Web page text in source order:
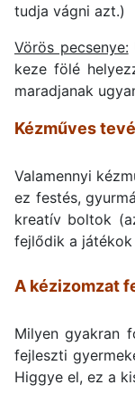
tudja vágni azt.)
Vörös pecsenye:
keze fölé
maradjanak
Kézműves
Valamennyi
ez festés,
kreatív boltok
fejlődik a játékok
A kézizomzat
Milyen gyakran
fejleszti
Higgye el, ez a